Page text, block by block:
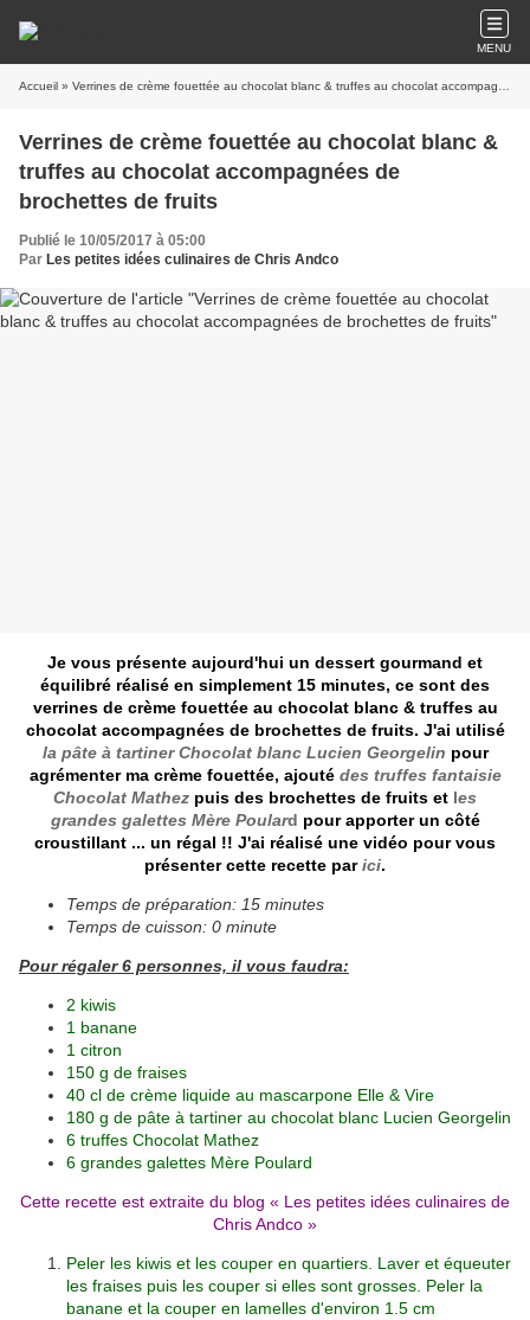
MENU
Accueil » Verrines de crème fouettée au chocolat blanc & truffes au chocolat accompagnées de brochettes de fruits
Verrines de crème fouettée au chocolat blanc &
truffes au chocolat accompagnées de
brochettes de fruits
Publié le 10/05/2017 à 05:00
Par Les petites idées culinaires de Chris Andco
Je vous présente aujourd'hui un dessert gourmand et
équilibré réalisé en simplement 15 minutes, ce sont des
verrines de crème fouettée au chocolat blanc & truffes au
chocolat accompagnées de brochettes de fruits. J'ai utilisé
la pâte à tartiner Chocolat blanc Lucien Georgelin pour
agrémenter ma crème fouettée, ajouté des truffes fantaisie
Chocolat Mathez puis des brochettes de fruits et les
grandes galettes Mère Poulard pour apporter un côté
croustillant ... un régal !! J'ai réalisé une vidéo pour vous
présenter cette recette parici.
Temps de préparation: 15 minutes
Temps de cuisson: 0 minute
Pour régaler 6 personnes, il vous faudra:
2 kiwis
1 banane
1 citron
150 g de fraises
40 cl de crème liquide au mascarpone Elle & Vire
180 g de pâte à tartiner au chocolat blanc Lucien Georgelin
6 truffes Chocolat Mathez
6 grandes galettes Mère Poulard
Cette recette est extraite du blog « Les petites idées culinaires de
Chris Andco »
Peler les kiwis et les couper en quartiers. Laver et équeuter
les fraises puis les couper si elles sont grosses. Peler la
banane et la couper en lamelles d'environ 1.5 cm